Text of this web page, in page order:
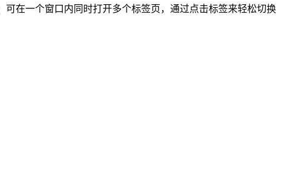
在一个窗口内同时打开多个标签页，通过点击标签来轻松切换